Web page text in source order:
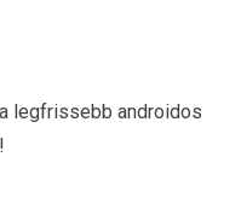
legfrissebb androidos